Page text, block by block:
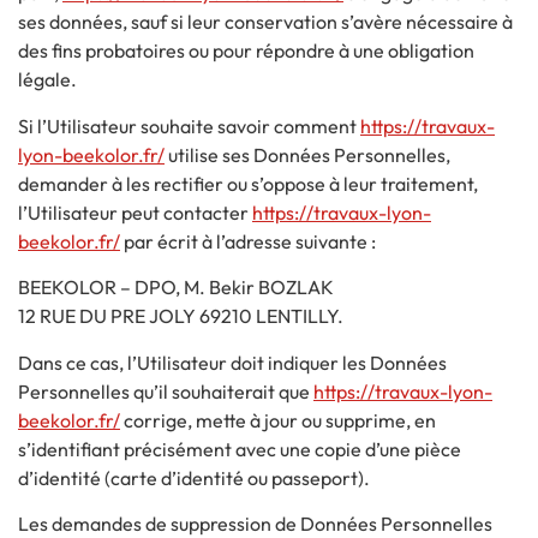
ses données, sauf si leur conservation s’avère nécessaire à
des fins probatoires ou pour répondre à une obligation
légale.
Si l’Utilisateur souhaite savoir comment https://travaux-
lyon-beekolor.fr/utilise ses Données Personnelles,
demander à les rectifier ou s’oppose à leur traitement,
l’Utilisateur peut contacter https://travaux-lyon-
beekolor.fr/ par écrit à l’adresse suivante :
BEEKOLOR – DPO, M. Bekir BOZLAK
12 RUE DU PRE JOLY 69210 LENTILLY.
Dans ce cas, l’Utilisateur doit indiquer les Données
Personnelles qu’il souhaiterait que https://travaux-lyon-
beekolor.fr/corrige, mette à jour ou supprime, en
s’identifiant précisément avec une copie d’une pièce
d’identité (carte d’identité ou passeport).
Les demandes de suppression de Données Personnelles